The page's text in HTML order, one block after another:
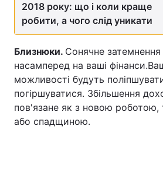
2018 року: що і коли краще
робити, а чого слід уникати
Близнюки. Сонячне
насамперед на ваші
можливості будуть
погіршуватися. Збільшення
пов'язане як з новою роботою,
або спадщиною.